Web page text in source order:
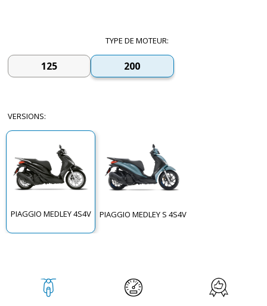
TYPE DE MOTEUR:
125 200
VERSIONS:
PIAGGIO MEDLEY 4S4V PIAGGIO MEDLEY S 4S4V